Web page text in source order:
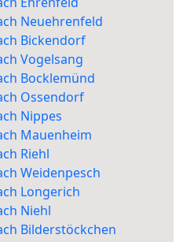
Neuehrenfeld
Bickendorf
Vogelsang
Bocklemünd
Ossendorf
Nippes
Mauenheim
Riehl
Weidenpesch
Longerich
Niehl
Bilderstöckchen